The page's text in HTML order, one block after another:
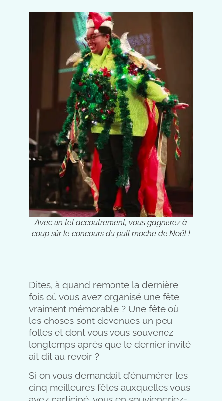
Avec un tel accoutrement, vous gagnerez à
coup sûr le concours du pull moche de Noël !
Dites, à quand remonte la dernière
fois où vous avez organisé une fête
vraiment mémorable ? Une fête où
les choses sont devenues un peu
folles et dont vous vous souvenez
longtemps après que le dernier invité
ait dit au revoir ?
Si on vous demandait d’énumérer les
cinq meilleures fêtes auxquelles vous